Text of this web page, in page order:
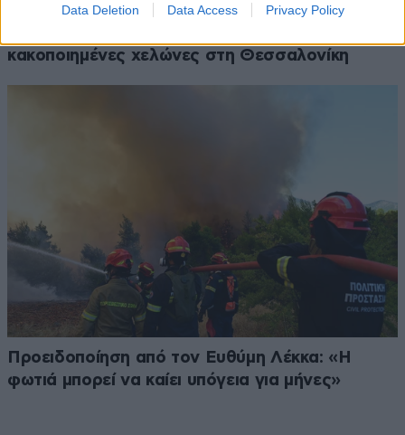
Data Deletion Data Access Privacy Policy
κακοποιημένες χελώνες στη Θεσσαλονίκη
Προειδοποίηση από τον Ευθύμη Λέκκα: «Η
φωτιά μπορεί να καίει υπόγεια για μήνες»